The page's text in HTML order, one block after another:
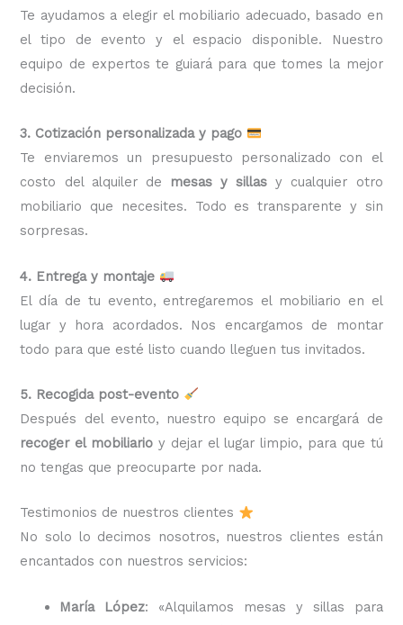
Te ayudamos a elegir el mobiliario adecuado, basado en
el tipo de evento y el espacio disponible. Nuestro
equipo de expertos te guiará para que tomes la mejor
decisión.
3. Cotización personalizada y pago
Te enviaremos un presupuesto personalizado con el
costo del alquiler de
mesas y sillas y cualquier otro
mobiliario que necesites. Todo es transparente y sin
sorpresas.
4. Entrega y montaje
El día de tu evento, entregaremos el mobiliario en el
lugar y hora acordados. Nos encargamos de montar
todo para que esté listo cuando lleguen tus invitados.
5. Recogida post-evento
Después del evento, nuestro equipo se encargará de
recoger el mobiliario y dejar el lugar limpio, para que tú
no tengas que preocuparte por nada.
Testimonios de nuestros clientes
No solo lo decimos nosotros, nuestros clientes están
encantados con nuestros servicios:
María López: «Alquilamos mesas y sillas para